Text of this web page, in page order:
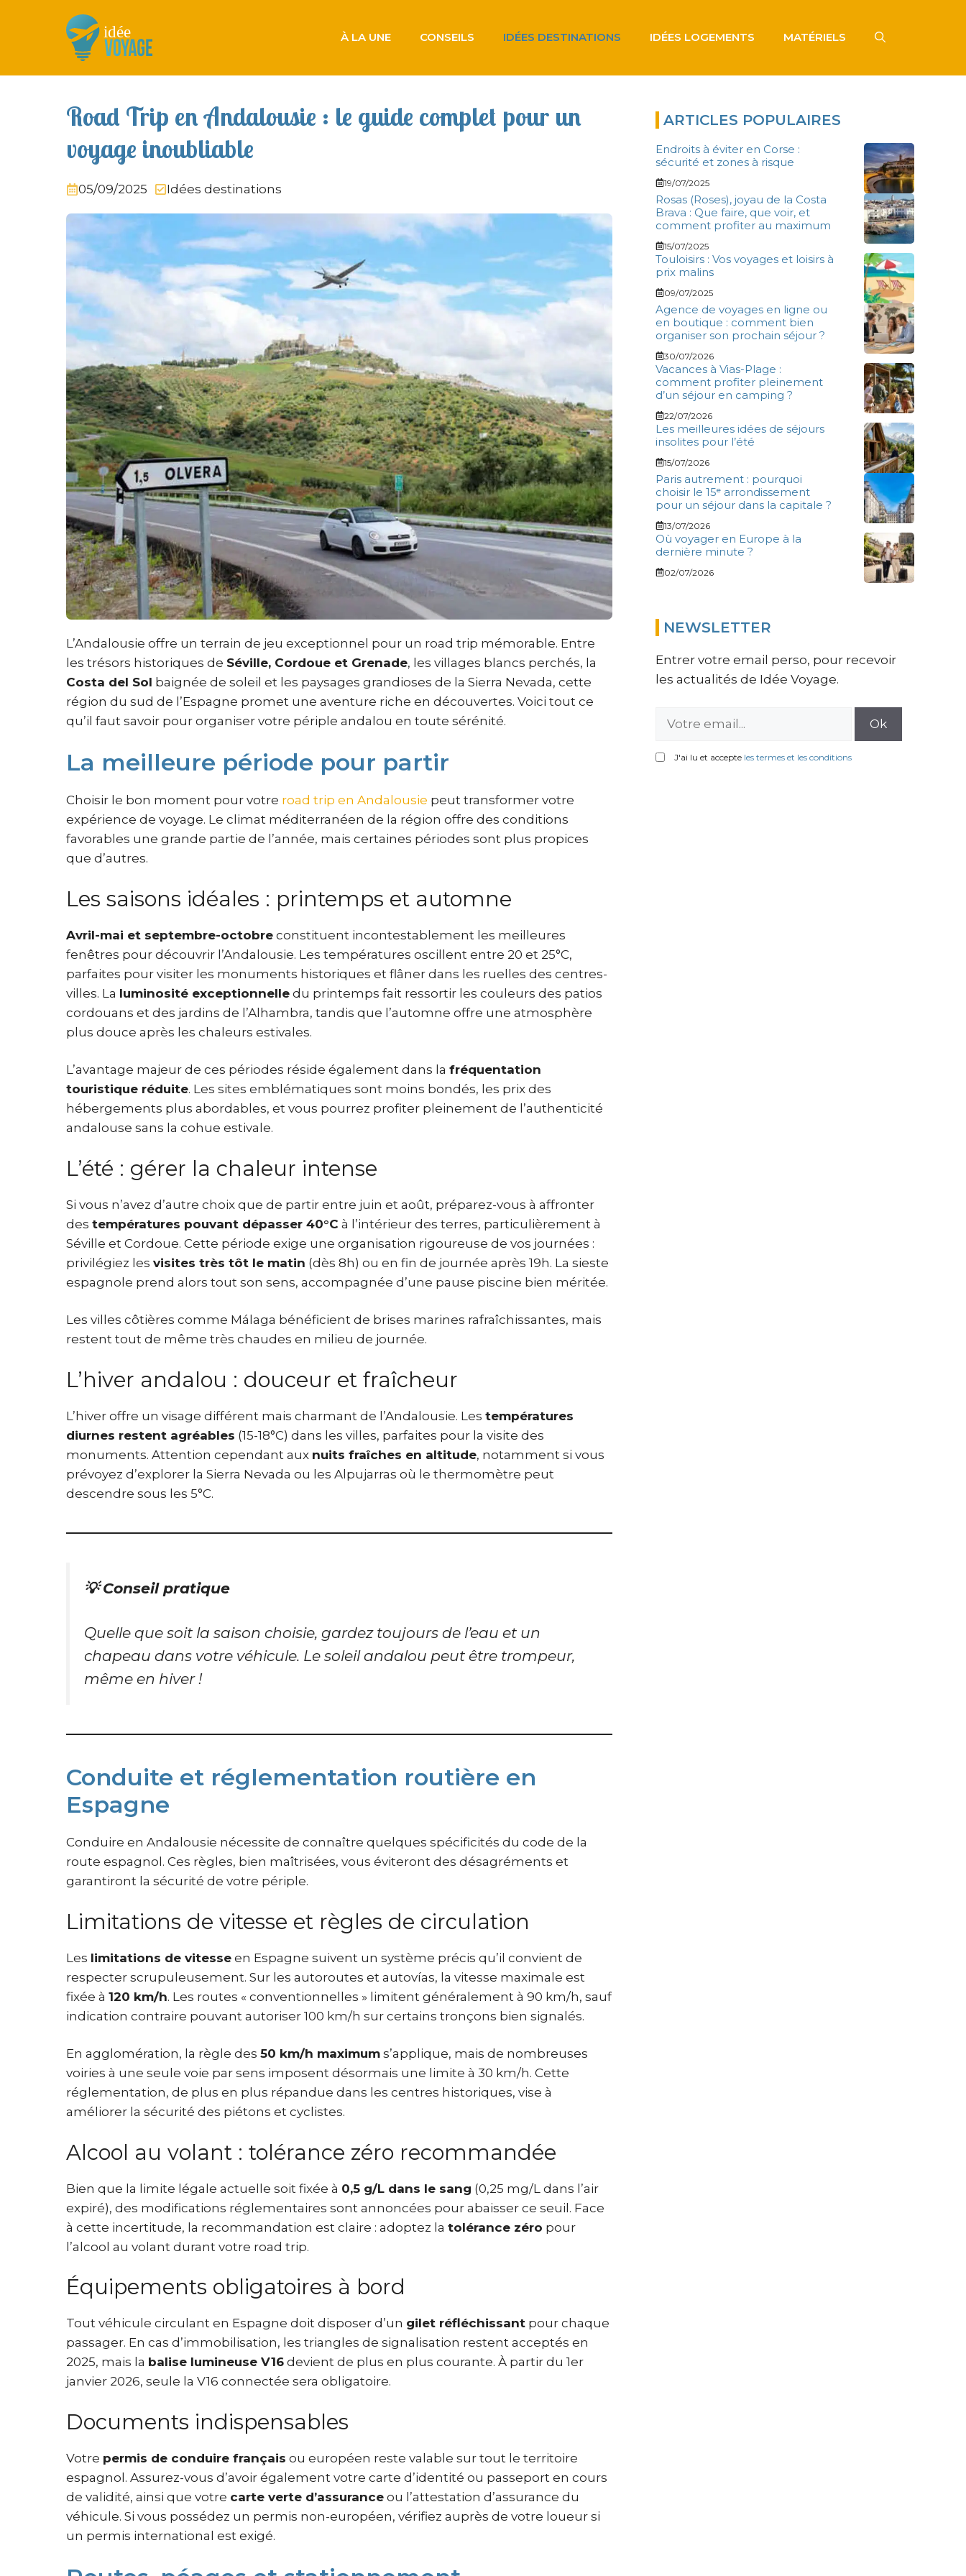
À LA UNE CONSEILS IDÉES DESTINATIONS IDÉES LOGEMENTS MATÉRIELS
Road Trip en Andalousie : le guide complet pour un
voyage inoubliable
05/09/2025 Idées destinations
L’Andalousie offre un terrain de jeu exceptionnel pour un road trip mémorable. Entre
les trésors historiques de Séville, Cordoue et Grenade, les villages blancs perchés, la
Costa del Sol baignée de soleil et les paysages grandioses de la Sierra Nevada, cette
région du sud de l’Espagne promet une aventure riche en découvertes. Voici tout ce
qu’il faut savoir pour organiser votre périple andalou en toute sérénité.
La meilleure période pour partir
Choisir le bon moment pour votre road trip en Andalousie peut transformer votre
expérience de voyage. Le climat méditerranéen de la région offre des conditions
favorables une grande partie de l’année, mais certaines périodes sont plus propices
que d’autres.
Les saisons idéales : printemps et automne
Avril-mai et septembre-octobre constituent incontestablement les meilleures
fenêtres pour découvrir l’Andalousie. Les températures oscillent entre 20 et 25°C,
parfaites pour visiter les monuments historiques et flâner dans les ruelles des centres-
villes. La luminosité exceptionnelle du printemps fait ressortir les couleurs des patios
cordouans et des jardins de l’Alhambra, tandis que l’automne offre une atmosphère
plus douce après les chaleurs estivales.
L’avantage majeur de ces périodes réside également dans la fréquentation
touristique réduite. Les sites emblématiques sont moins bondés, les prix des
hébergements plus abordables, et vous pourrez profiter pleinement de l’authenticité
andalouse sans la cohue estivale.
L’été : gérer la chaleur intense
Si vous n’avez d’autre choix que de partir entre juin et août, préparez-vous à affronter
des températures pouvant dépasser 40°C à l’intérieur des terres, particulièrement à
Séville et Cordoue. Cette période exige une organisation rigoureuse de vos journées :
privilégiez les visites très tôt le matin (dès 8h) ou en fin de journée après 19h. La sieste
espagnole prend alors tout son sens, accompagnée d’une pause piscine bien méritée.
Les villes côtières comme Málaga bénéficient de brises marines rafraîchissantes, mais
restent tout de même très chaudes en milieu de journée.
L’hiver andalou : douceur et fraîcheur
L’hiver offre un visage différent mais charmant de l’Andalousie. Les températures
diurnes restent agréables (15-18°C) dans les villes, parfaites pour la visite des
monuments. Attention cependant aux nuits fraîches en altitude, notamment si vous
prévoyez d’explorer la Sierra Nevada ou les Alpujarras où le thermomètre peut
descendre sous les 5°C.
💡 Conseil pratique
Quelle que soit la saison choisie, gardez toujours de l’eau et un
chapeau dans votre véhicule. Le soleil andalou peut être trompeur,
même en hiver !
Conduite et réglementation routière en
Espagne
Conduire en Andalousie nécessite de connaître quelques spécificités du code de la
route espagnol. Ces règles, bien maîtrisées, vous éviteront des désagréments et
garantiront la sécurité de votre périple.
Limitations de vitesse et règles de circulation
Les limitations de vitesse en Espagne suivent un système précis qu’il convient de
respecter scrupuleusement. Sur les autoroutes et autovías, la vitesse maximale est
fixée à 120 km/h. Les routes « conventionnelles » limitent généralement à 90 km/h, sauf
indication contraire pouvant autoriser 100 km/h sur certains tronçons bien signalés.
En agglomération, la règle des 50 km/h maximum s’applique, mais de nombreuses
voiries à une seule voie par sens imposent désormais une limite à 30 km/h. Cette
réglementation, de plus en plus répandue dans les centres historiques, vise à
améliorer la sécurité des piétons et cyclistes.
Alcool au volant : tolérance zéro recommandée
Bien que la limite légale actuelle soit fixée à 0,5 g/L dans le sang (0,25 mg/L dans l’air
expiré), des modifications réglementaires sont annoncées pour abaisser ce seuil. Face
à cette incertitude, la recommandation est claire : adoptez la tolérance zéro pour
l’alcool au volant durant votre road trip.
Équipements obligatoires à bord
Tout véhicule circulant en Espagne doit disposer d’un gilet réfléchissant pour chaque
passager. En cas d’immobilisation, les triangles de signalisation restent acceptés en
2025, mais la balise lumineuse V16 devient de plus en plus courante. À partir du 1er
janvier 2026, seule la V16 connectée sera obligatoire.
Documents indispensables
Votre permis de conduire français ou européen reste valable sur tout le territoire
espagnol. Assurez-vous d’avoir également votre carte d’identité ou passeport en cours
de validité, ainsi que votre carte verte d’assurance ou l’attestation d’assurance du
véhicule. Si vous possédez un permis non-européen, vérifiez auprès de votre loueur si
un permis international est exigé.
ARTICLES POPULAIRES
Endroits à éviter en Corse :
sécurité et zones à risque
19/07/2025
Rosas (Roses), joyau de la Costa
Brava : Que faire, que voir, et
comment profiter au maximum
15/07/2025
Touloisirs : Vos voyages et loisirs à
prix malins
09/07/2025
Agence de voyages en ligne ou
en boutique : comment bien
organiser son prochain séjour ?
30/07/2026
Vacances à Vias-Plage :
comment profiter pleinement
d’un séjour en camping ?
22/07/2026
Les meilleures idées de séjours
insolites pour l’été
15/07/2026
Paris autrement : pourquoi
choisir le 15ᵉ arrondissement
pour un séjour dans la capitale ?
13/07/2026
Où voyager en Europe à la
dernière minute ?
02/07/2026
NEWSLETTER
Entrer votre email perso, pour recevoir
les actualités de Idée Voyage.
J'ai lu et accepte les termes et les conditions